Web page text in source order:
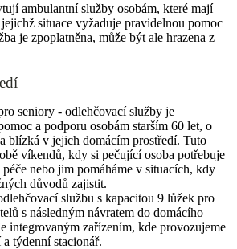
ambulantní služby osobám, které mají
jejichž situace vyžaduje pravidelnou pomoc
je zpoplatněna, může být ale hrazena z
seniory - odlehčovací služby je
a podporu osobám starším 60 let, o
blízká v jejich domácím prostředí. Tuto
víkendů, kdy si pečující osoba potřebuje
nebo jim pomáháme v situacích, kdy
důvodů zajistit.
službu s kapacitou 9 lůžek pro
s následným návratem do domácího
integrovaným zařízením, kde provozujeme
a týdenní stacionář.